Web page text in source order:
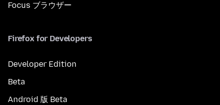
Focus ブラウザー
Firefox for Developers
Developer Edition
Beta
Android 版 Beta